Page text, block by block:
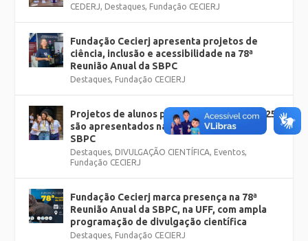
CEDERJ, Destaques, Fundação CECIERJ
Fundação Cecierj apresenta projetos de
ciência, inclusão e acessibilidade na 78ª
Reunião Anual da SBPC
Destaques, Fundação CECIERJ
Projetos de alunos premiados na FECTI 2025
são apresentados na 78ª Reunião Anual da
SBPC
Destaques, DIVULGAÇÃO CIENTÍFICA, Eventos,
Fundação CECIERJ
Fundação Cecierj marca presença na 78ª
Reunião Anual da SBPC, na UFF, com ampla
programação de divulgação científica
Destaques, Fundação CECIERJ